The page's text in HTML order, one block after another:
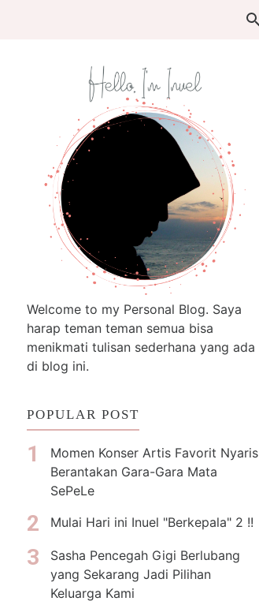
Welcome to my Personal Blog. Saya
harap teman teman semua bisa
menikmati tulisan sederhana yang ada
di blog ini.
POPULAR POST
Momen Konser Artis Favorit Nyaris
Berantakan Gara-Gara Mata
SePeLe
Mulai Hari ini Inuel "Berkepala" 2 !!
Sasha Pencegah Gigi Berlubang
yang Sekarang Jadi Pilihan
Keluarga Kami